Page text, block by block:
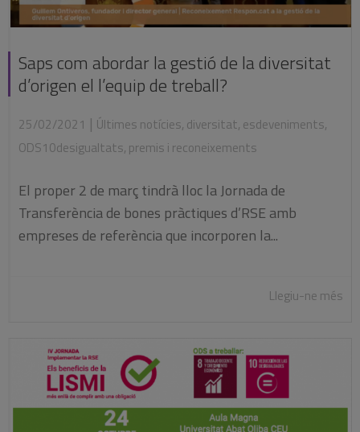
Saps com abordar la gestió de la diversitat
d’origen el l’equip de treball?
25/02/2021 | Últimes notícies, diversitat, esdeveniments,
ODS10desigualtats, premis i reconeixements
El proper 2 de març tindrà lloc la Jornada de
Transferència de bones pràctiques d’RSE amb
empreses de referència que incorporen la...
Llegiu-ne més